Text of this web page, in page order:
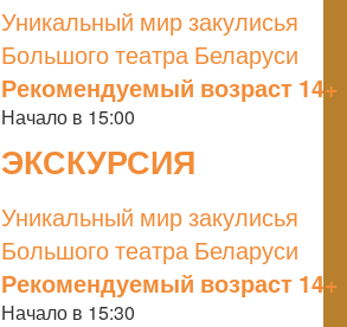
Уникальный мир закулисья
Большого театра Беларуси
Рекомендуемый возраст 14+
Начало в 15:00
ЭКСКУРСИЯ
Уникальный мир закулисья
Большого театра Беларуси
Рекомендуемый возраст 14+
Начало в 15:30